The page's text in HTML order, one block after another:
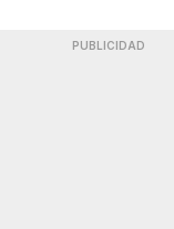
PUBLICIDAD